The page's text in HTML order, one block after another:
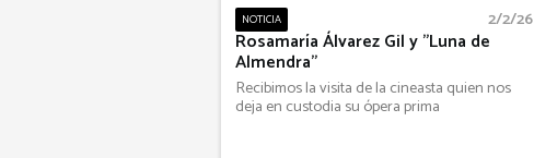
NOTICIA 2/2/26
Rosamaría Álvarez Gil y "Luna de
Almendra"
Recibimos la visita de la cineasta quien nos
deja en custodia su ópera prima